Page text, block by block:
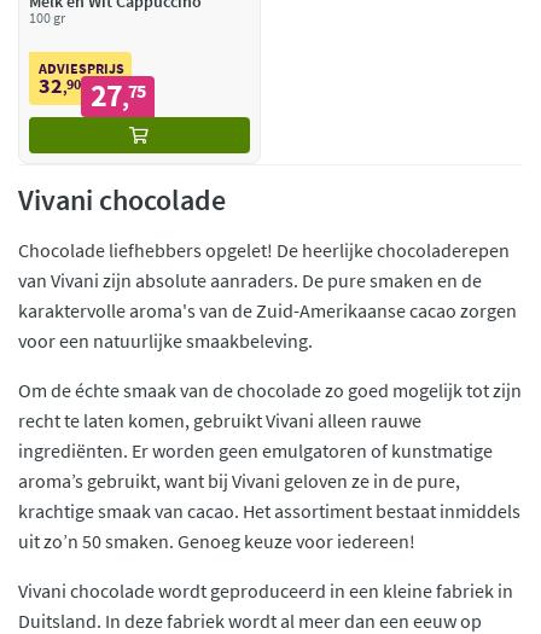
100 gr
ADVIESPRIJS
32,90 27,75
Vivani chocolade
Chocolade liefhebbers opgelet! De heerlijke chocoladerepen
van Vivani zijn absolute aanraders. De pure smaken en de
karaktervolle aroma's van de Zuid-Amerikaanse cacao zorgen
voor een natuurlijke smaakbeleving.
Om de échte smaak van de chocolade zo goed mogelijk tot zijn
recht te laten komen, gebruikt Vivani alleen rauwe
ingrediënten. Er worden geen emulgatoren of kunstmatige
aroma’s gebruikt, want bij Vivani geloven ze in de pure,
krachtige smaak van cacao. Het assortiment bestaat inmiddels
uit zo’n 50 smaken. Genoeg keuze voor iedereen!
Vivani chocolade wordt geproduceerd in een kleine fabriek in
Duitsland. In deze fabriek wordt al meer dan een eeuw op